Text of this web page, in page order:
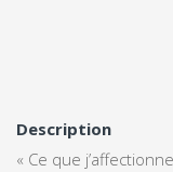
Description
« Ce que